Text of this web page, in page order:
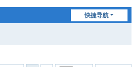
快捷导航